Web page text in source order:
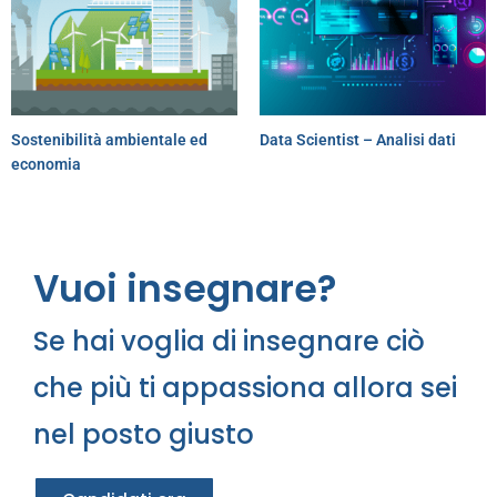
Sostenibilità ambientale ed
economia
Data Scientist – Analisi dati
Vuoi insegnare?
Se hai voglia di insegnare ciò
che più ti appassiona allora sei
nel posto giusto